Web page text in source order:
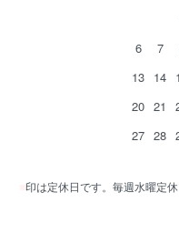
6
7
13 14
20 21
27 28
印は定休日です。毎週水曜定